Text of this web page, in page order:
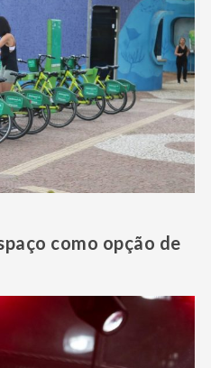
como opção de